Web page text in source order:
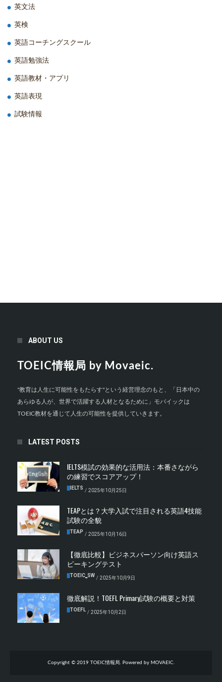
英文法
英検
英語コーチングスクール
英語勉強法
英語教材・アプリ
英語表現
試験情報
ABOUT US
TOEIC情報局 by Movaeic.
"教育は人生に可能性をもたらす"という経営理念のもと、「日本中の
あらゆる人が、世界で活躍する人材となるために」モバイックは
TOEIC教材を通じて人生の可能性を提供していきます。
LATEST POSTS
IELTS模試の効果的な活用法：本番さながら
の練習でスコアアップ！
IELTS / 2025年10月25日
TEAPとは？大学入試で注目される英語4技能
試験の全貌
TEAP / 2025年10月16日
【徹底比較】ビジネスパーソン向け英語ス
ピーキングテスト
TOEIC‗SW / 2025年10月9日
徹底解説！TOEFL Primary試験の概要と対策
TOEFL / 2025年10月2日
Copyright © 2019 TOEIC情報局. Powered by MOVAEIC.